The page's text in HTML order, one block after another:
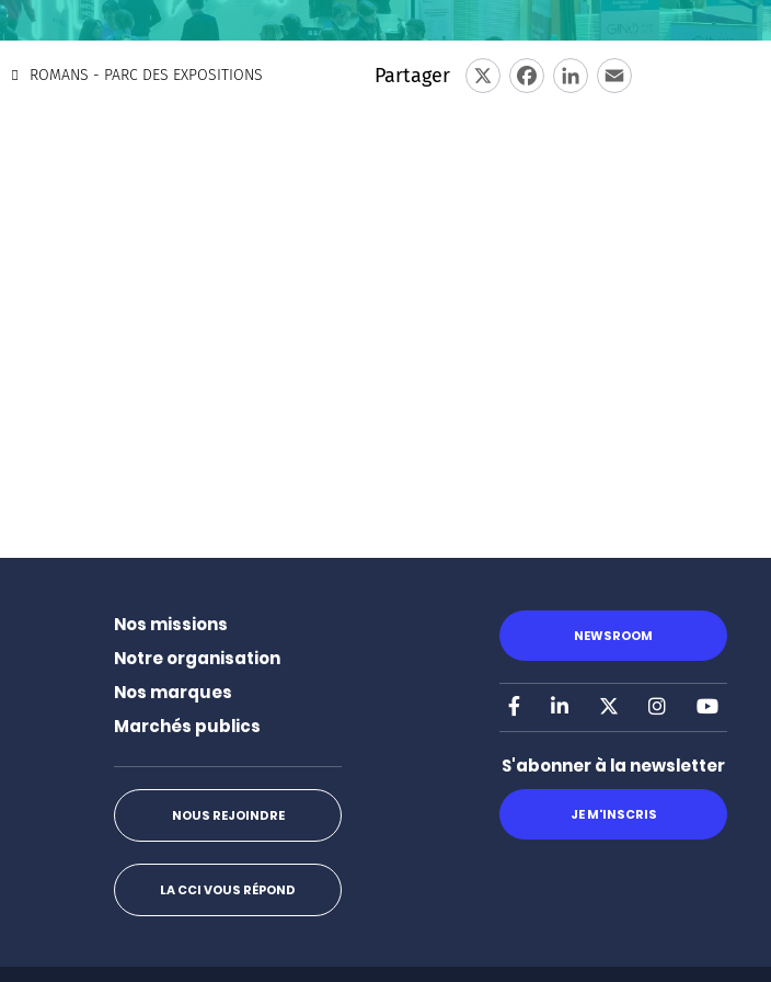
ROMANS - PARC DES EXPOSITIONS
Partager
Nos missions
Notre organisation
Nos marques
Marchés publics
NOUS REJOINDRE
LA CCI VOUS RÉPOND
NEWSROOM
Facebook
LinkedIn
X Instagram
S'abonner à la newsletter
JE M'INSCRIS